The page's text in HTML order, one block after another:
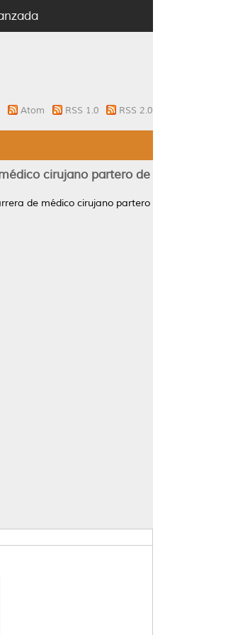
Atom RSS 1.0 RSS 2.0
cirujano partero de
de médico cirujano partero